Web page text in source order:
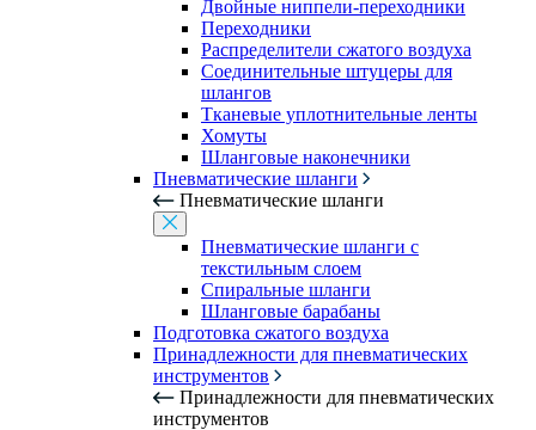
Двойные ниппели-переходники
Переходники
Распределители сжатого воздуха
Соединительные штуцеры для
шлангов
Тканевые уплотнительные ленты
Хомуты
Шланговые наконечники
Пневматические шланги
Пневматические шланги
Пневматические шланги с
текстильным слоем
Спиральные шланги
Шланговые барабаны
Подготовка сжатого воздуха
Принадлежности для пневматических
инструментов
Принадлежности для пневматических
инструментов